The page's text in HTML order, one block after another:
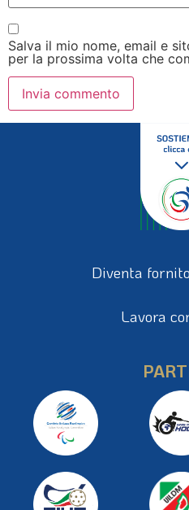
Salva il mio nome, email e
per la prossima volta che
Diventa
Lavora